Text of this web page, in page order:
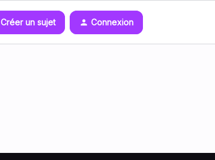
Créer un sujet Connexion